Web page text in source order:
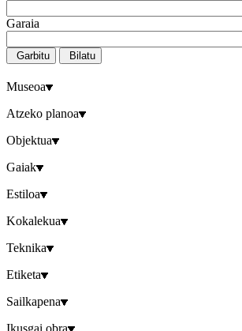
Garaia
Garbitu Bilatu
Museoa
Atzeko planoa
Objektua
Gaiak
Estiloa
Kokalekua
Teknika
Etiketa
Sailkapena
Ikusgai obra